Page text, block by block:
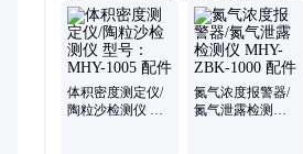
测定仪、活化仪、定硫仪、化吹气仪、臭
照明光控、欧微伏表、水平回转、双路粉
谱、红外线一、粉末松装、数字皮阻、
器、菌落计数器、负压采样器
体积密度测定仪/
陶粒沙检测仪 型
氮气浓度报警器/
氮气泄露检测仪